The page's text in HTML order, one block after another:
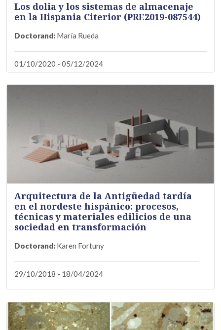
Los dolia y los sistemas de almacenaje
en la Hispania Citerior (PRE2019-087544)
Doctorand: María Rueda
01/10/2020 - 05/12/2024
Arquitectura de la Antigüedad tardía
en el nordeste hispánico: procesos,
técnicas y materiales edilicios de una
sociedad en transformación
Doctorand: Karen Fortuny
29/10/2018 - 18/04/2024